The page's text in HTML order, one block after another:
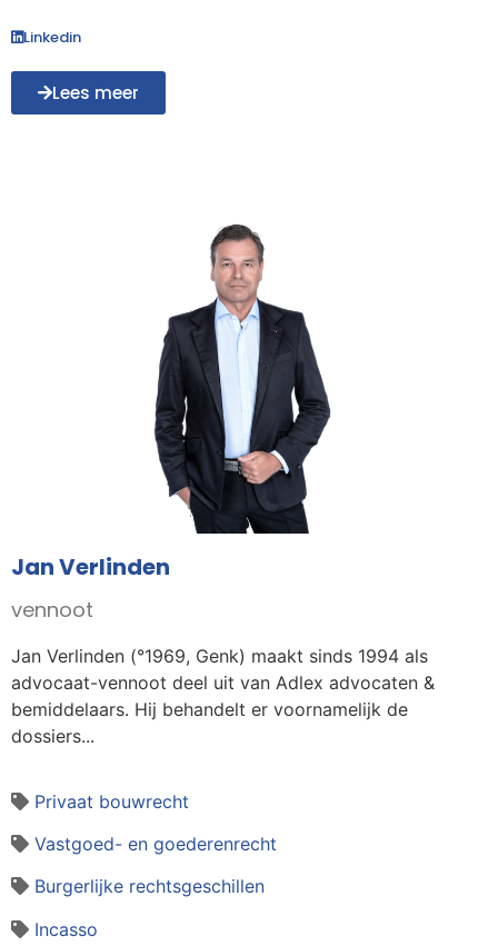
Linkedin
Lees meer
Jan Verlinden
vennoot
Jan Verlinden (°1969, Genk) maakt sinds 1994 als
advocaat-vennoot deel uit van Adlex advocaten &
bemiddelaars. Hij behandelt er voornamelijk de
dossiers...
Privaat bouwrecht
Vastgoed- en goederenrecht
Burgerlijke rechtsgeschillen
Incasso